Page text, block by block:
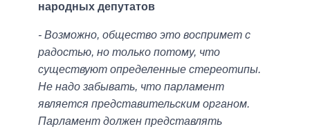
народных депутатов
- Возможно, общество это воспримет с
радостью, но только потому, что
существуют определенные стереотипы.
Не надо забывать, что парламент
является представительским органом.
Парламент должен представлять